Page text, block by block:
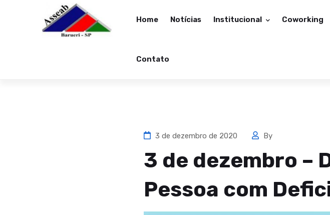
Home Notícias Institucional Coworking
Contato
3 de dezembro de 2020 By
3 de dezembro –
Pessoa com